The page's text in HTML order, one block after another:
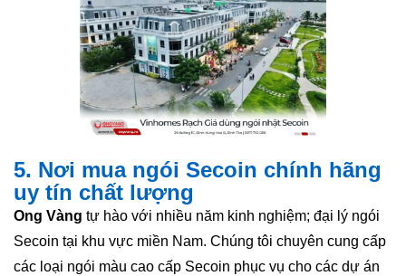
5. Nơi mua ngói Secoin chính hãng
uy tín chất lượng
Ong Vàng tự hào với nhiều năm kinh nghiệm; đại lý ngói
Secoin tại khu vực miền Nam. Chúng tôi chuyên cung cấp
các loại ngói màu cao cấp Secoin phục vụ cho các dự án